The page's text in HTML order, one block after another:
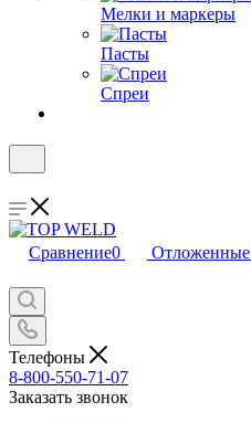
Мелки и маркеры
Пасты
Спреи
Сравнение0 Отложенные
Телефоны
8-800-550-71-07
Заказать звонок